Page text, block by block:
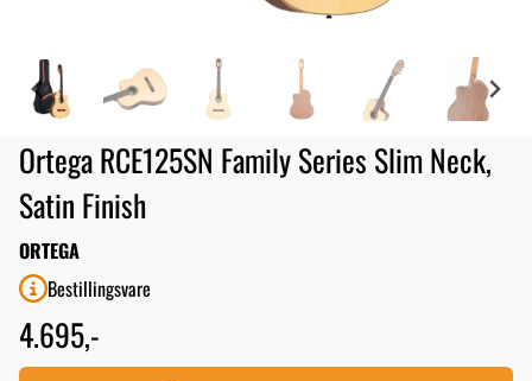
Ortega RCE125SN Family Series Slim Neck,
Satin Finish
ORTEGA
Bestillingsvare
4.695,-